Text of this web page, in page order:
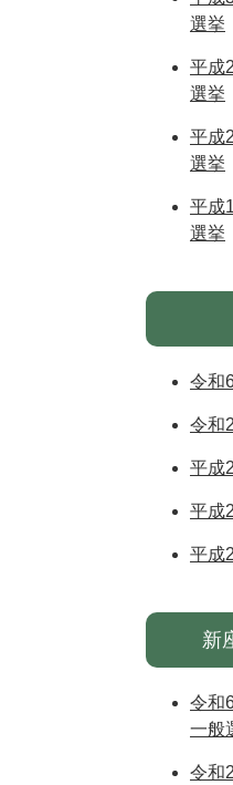
選挙
平成
選挙
平成
選挙
平成
選挙
令和
令和
平成
平成
平成
新
令和
一般
令和